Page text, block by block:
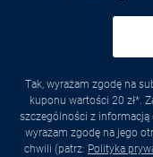
Tak, wyrażam zgodę na
kuponu wartości 20 zł*.
szczególności z informacją
wyrażam zgodę na jego
chwili (patrz: Polityka